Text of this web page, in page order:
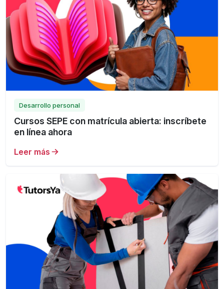
Desarrollo personal
Cursos SEPE con matrícula abierta: inscríbete
en línea ahora
Leer más